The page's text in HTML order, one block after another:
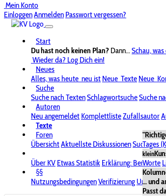
Mein Konto
EinloggenAnmelden Passwort vergessen?
Start
Du hast noch keinen Plan? Dann...Schau,
Wieder da? Log Dich ein!
Neues
Alles, was heute neu ist Neue Texte Neue
Suche
Suche nach TextenSchlagwortsucheSuche
Autoren
Neu angemeldet KomplettlisteZufallsautor
Texte
Tages
klein
Worte
... und
Passt
Foren
ÜbersichtAktuellste DiskussionenSuche im
Über KV Etwas Statistik Erklärung:
§§
NutzungsbedingungenVerifizierung